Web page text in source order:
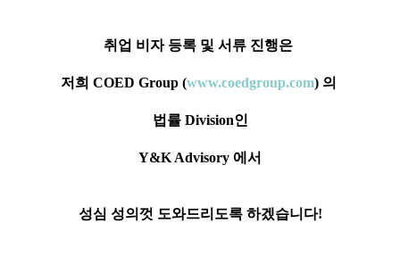
취업 비자 등록 및 서류 진행은
저희 COED Group (www.coedgroup.com) 의
법률 Division인
Y&K Advisory 에서
성심 성의껏 도와드리도록 하겠습니다!